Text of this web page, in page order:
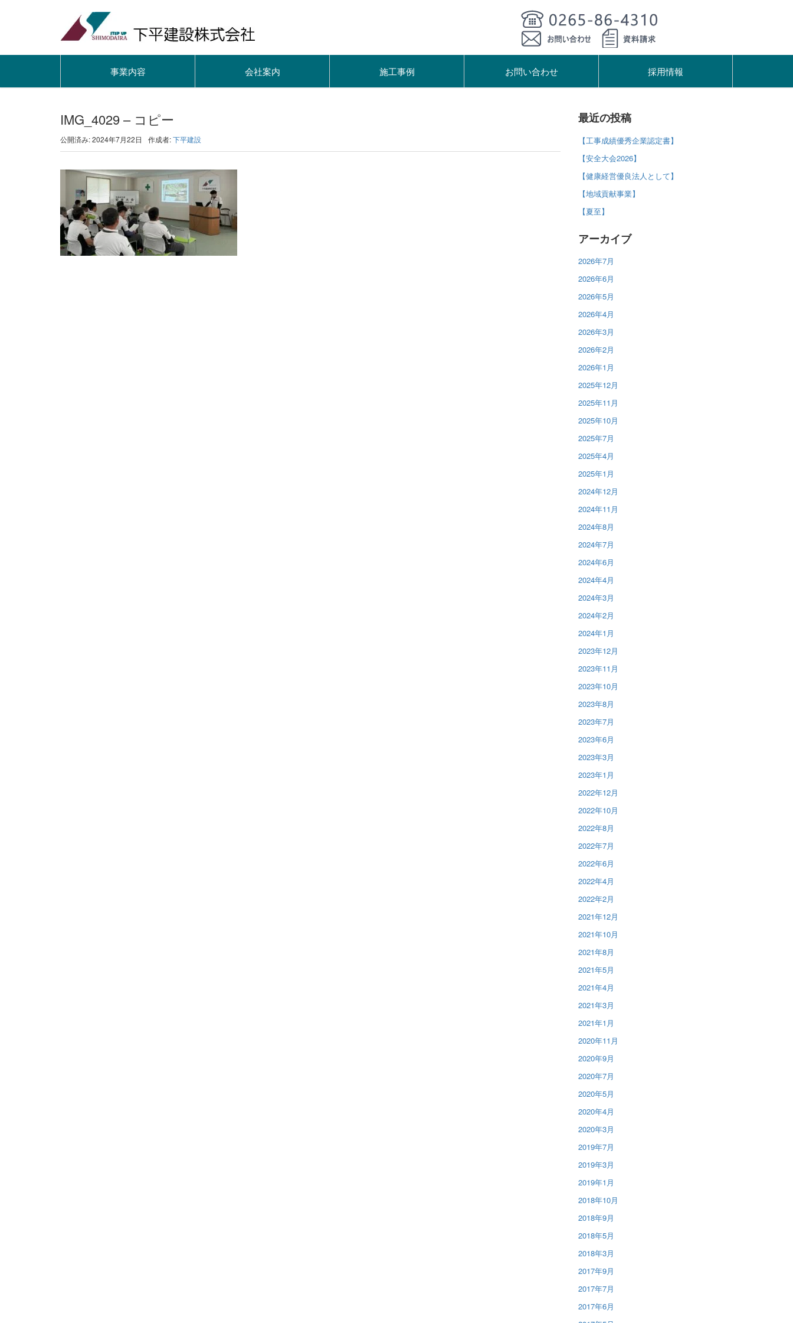
事業内容 会社案内 施工事例 お問い合わせ 採用情報
IMG_4029 – コピー
公開済み: 2024年7月22日 作成者:下平建設
最近の投稿
【工事成績優秀企業認定書】
【安全大会2026】
【健康経営優良法人として】
【地域貢献事業】
【夏至】
アーカイブ
2026年7月
2026年6月
2026年5月
2026年4月
2026年3月
2026年2月
2026年1月
2025年12月
2025年11月
2025年10月
2025年7月
2025年4月
2025年1月
2024年12月
2024年11月
2024年8月
2024年7月
2024年6月
2024年4月
2024年3月
2024年2月
2024年1月
2023年12月
2023年11月
2023年10月
2023年8月
2023年7月
2023年6月
2023年3月
2023年1月
2022年12月
2022年10月
2022年8月
2022年7月
2022年6月
2022年4月
2022年2月
2021年12月
2021年10月
2021年8月
2021年5月
2021年4月
2021年3月
2021年1月
2020年11月
2020年9月
2020年7月
2020年5月
2020年4月
2020年3月
2019年7月
2019年3月
2019年1月
2018年10月
2018年9月
2018年5月
2018年3月
2017年9月
2017年7月
2017年6月